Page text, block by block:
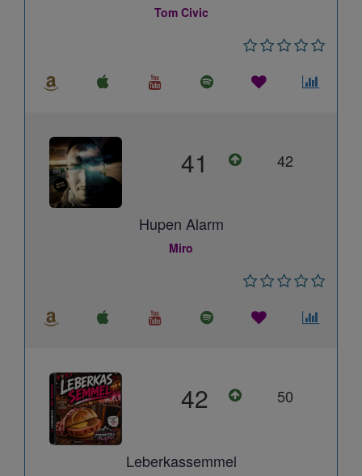
Tom Civic
41 42
Hupen Alarm
Miro
42 50
Leberkassemmel